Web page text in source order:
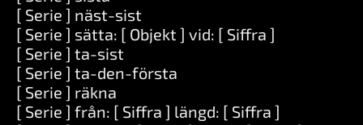
[ Serie ] näst-sist
[ Serie ] sätta: [ Objekt ] vid: [ Siffra ]
[ Serie ] ta-sist
[ Serie ] ta-den-första
[ Serie ] räkna
[ Serie ] från: [ Siffra ] längd: [ Siffra ]